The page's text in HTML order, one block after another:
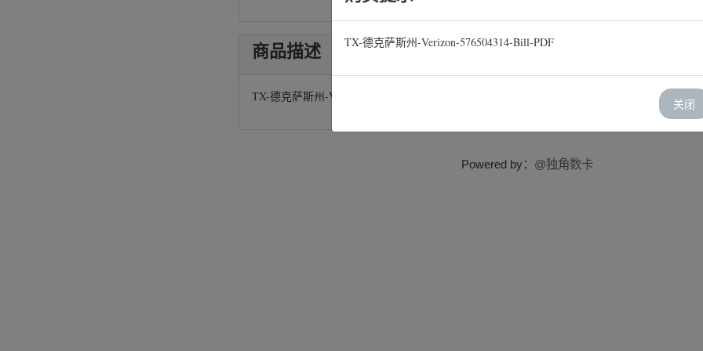
商品描述
TX-德克萨斯州-Verizon-576504314-Bill-PDF
TX-德克萨斯州-Verizon-576504314-Bill-PDF
关闭
Powered by： @独角数卡